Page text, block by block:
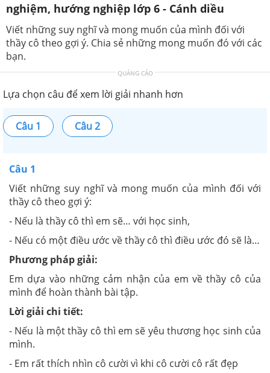
nghiệm, hướng nghiệp lớp 6 - Cánh diều
Viết những suy nghĩ và mong muốn của mình đối với
thầy cô theo gợi ý. Chia sẻ những mong muốn đó với các
bạn.
QUẢNG CÁO
Lựa chọn câu để xem lời giải nhanh hơn
Câu 1 Câu 2
Câu 1
Viết những suy nghĩ và mong muốn của mình đối với
thầy cô theo gợi ý:
- Nếu là thầy cô thì em sẽ… với học sinh,
- Nếu có một điều ước về thầy cô thì điều ước đó sẽ là…
Phương pháp giải:
Em dựa vào những cảm nhận của em về thầy cô của
mình để hoàn thành bài tập.
Lời giải chi tiết:
- Nếu là một thầy cô thì em sẽ yêu thương học sinh của
mình.
- Em rất thích nhìn cô cười vì khi cô cười cô rất đẹp